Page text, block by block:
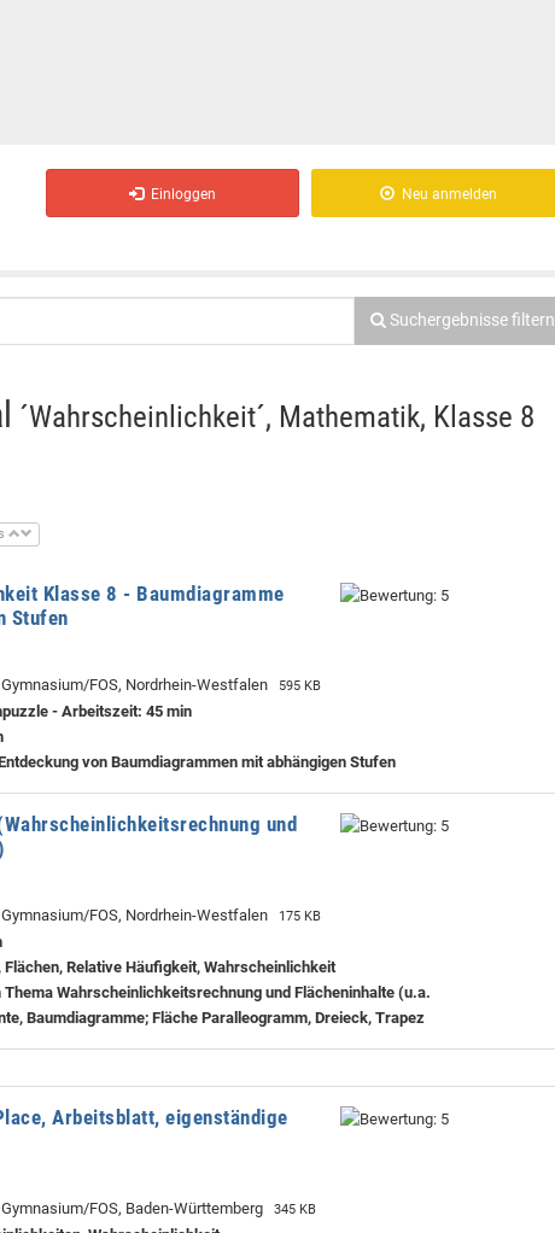
Einloggen Neu anmelden
Suchergebnisse filtern
´Wahrscheinlichkeit´, Mathematik, Klasse 8
Klasse 8 - Baumdiagramme
Stufen
FOS, Nordrhein-Westfalen 595 KB
- Arbeitszeit: 45 min
von Baumdiagrammen mit abhängigen Stufen
und
FOS, Nordrhein-Westfalen 175 KB
Flächen, Relative Häufigkeit, Wahrscheinlichkeit
Wahrscheinlichkeitsrechnung und Flächeninhalte (u.a.
Baumdiagramme; Fläche Paralleogramm, Dreieck, Trapez
Arbeitsblatt, eigenständige
FOS, Baden-Württemberg 345 KB